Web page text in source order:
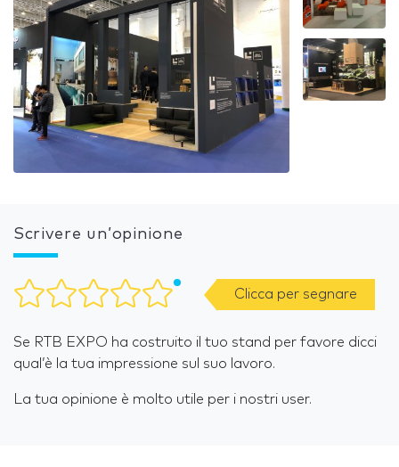
Scrivere un’opinione
Clicca per segnare
Se RTB EXPO ha costruito il tuo stand per favore dicci
qual’è la tua impressione sul suo lavoro.
La tua opinione è molto utile per i nostri user.